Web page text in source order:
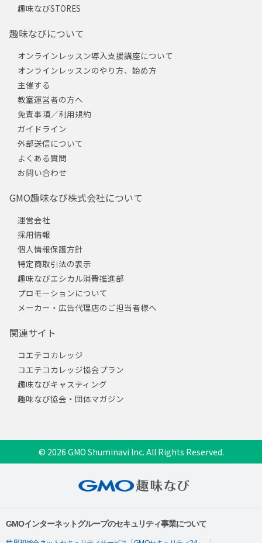
趣味なびSTORES
趣味なびについて
オンラインレッスン導入支援講座について
オンラインレッスンのやり方、始め方
主催する
教室運営者の方へ
免責事項／利用規約
ガイドライン
外部送信について
よくある質問
お問い合わせ
GMO趣味なび株式会社について
運営会社
採用情報
個人情報保護方針
特定商取引法の表示
趣味なびエシカル消費推進部
プロモーションについて
メーカー・広告代理店のご担当者様へ
関連サイト
コエテコカレッジ
コエテコカレッジ協会プラン
趣味なびキャスティング
趣味なび協会・団体マガジン
© 2026 GMO Shuminavi Inc. All Rights Reserved.